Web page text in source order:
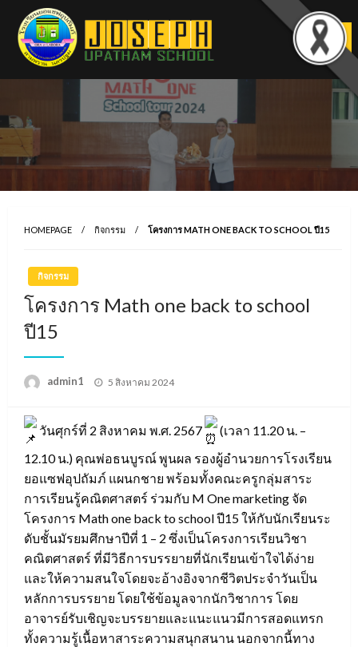
content
HOMEPAGE กิจกรรม โครงการ MATH ONE BACK TO SCHOOL ปี15
กิจกรรม
โครงการ Math one back to school
ปี15
admin1
Posted
5 สิงหาคม 2024
วันศุกร์ที่ 2 สิงหาคม พ.ศ. 2567
(เวลา 11.20 น. –
12.10 น.) คุณพ่อธนบูรณ์ พูนผล รองผู้อำนวยการโรงเรียน
ยอแซฟอุปถัมภ์ แผนกชาย พร้อมทั้งคณะครูกลุ่มสาระ
การเรียนรู้คณิตศาสตร์ ร่วมกับ M One marketing จัด
โครงการ Math one back to school ปี15 ให้กับนักเรียนระ
ดับชั้นมัรยมศึกษาปีที่ 1 – 2 ซึ่งเป็นโครงการเรียนวิชา
คณิตศาสตร์ ที่มีวิธีการบรรยายที่นักเรียนเข้าใจได้ง่าย
และให้ความสนใจโดยจะอ้างอิงจากชีวิตประจำวันเป็น
หลักการบรรยาย โดยใช้ข้อมูลจากนักวิชาการ โดย
อาจารย์รับเชิญจะบรรยายและแนะแนวมีการสอดแทรก
ทั้งความรู้เนื้อหาสาระความสนุกสนาน นอกจากนี้ทาง